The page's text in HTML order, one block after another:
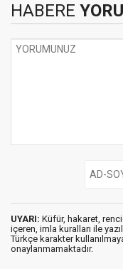
HABERE
UYARI: Küfür, hakaret,
içeren, imla kuralları ile
Türkçe karakter
onaylanmamaktadır.